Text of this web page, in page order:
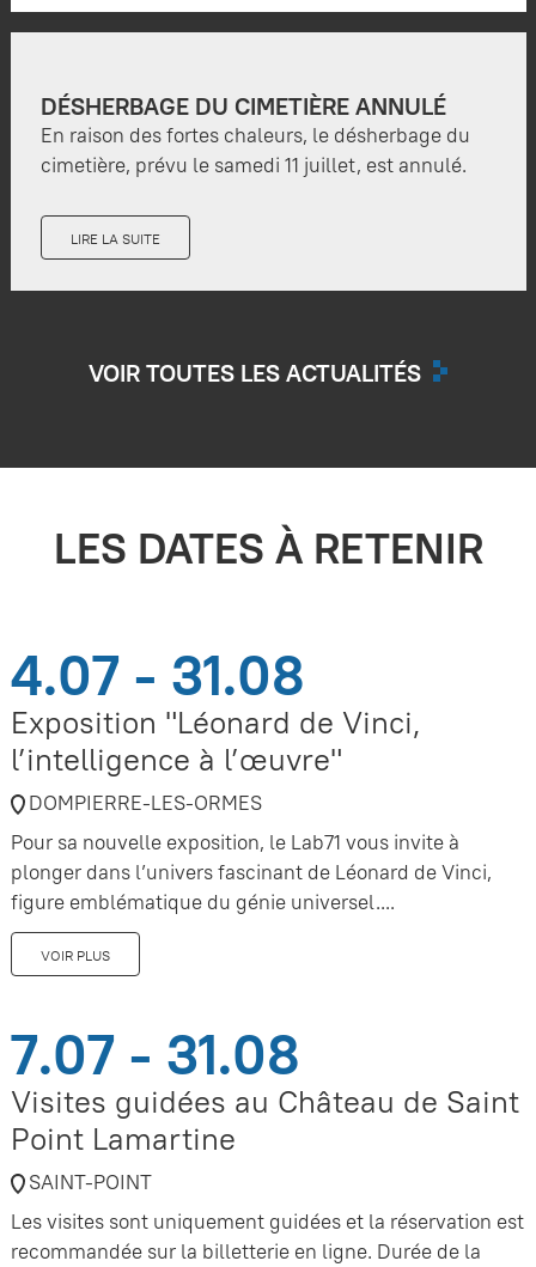
DÉSHERBAGE DU CIMETIÈRE ANNULÉ
En raison des fortes chaleurs, le désherbage du
cimetière, prévu le samedi 11 juillet, est annulé.
LIRE LA SUITE
VOIR TOUTES LES ACTUALITÉS
LES DATES À RETENIR
4.07 - 31.08
Exposition "Léonard de Vinci,
l’intelligence à l’œuvre"
DOMPIERRE-LES-ORMES
Pour sa nouvelle exposition, le Lab71 vous invite à
plonger dans l’univers fascinant de Léonard de Vinci,
figure emblématique du génie universel....
VOIR PLUS
7.07 - 31.08
Visites guidées au Château de Saint
Point Lamartine
SAINT-POINT
Les visites sont uniquement guidées et la réservation est
recommandée sur la billetterie en ligne. Durée de la